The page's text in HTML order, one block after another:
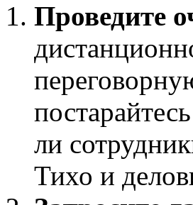
Проведите
ли
Тихо и